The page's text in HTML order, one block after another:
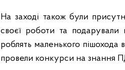
На заході також були
своєї роботи та подарували
роблять маленького пішохода
провели конкурси на знання